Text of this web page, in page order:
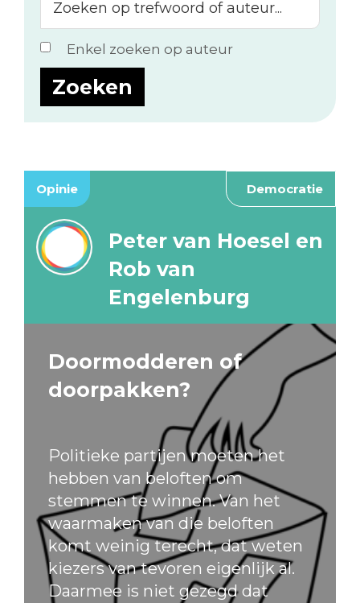
op
trefwoord
of
auteur...
Enkel zoeken op auteur
Opinie Democratie
Peter van Hoesel en
Rob van
Engelenburg
Doormodderen of
doorpakken?
Politieke partijen moeten het
hebben van beloften om
stemmen te winnen. Van het
waarmaken van die beloften
komt weinig terecht, dat weten
kiezers van tevoren eigenlijk al.
Daarmee is niet gezegd dat